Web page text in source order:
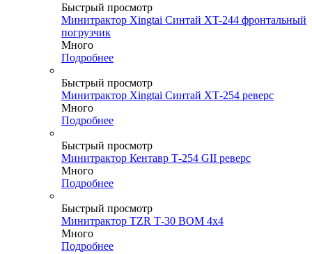
Быстрый просмотр
Минитрактор Xingtai Синтай XT-244 фронтальный
погрузчик
Много
Подробнее
Быстрый просмотр
Минитрактор Xingtai Синтай ХТ-254 реверс
Много
Подробнее
Быстрый просмотр
Минитрактор Кентавр Т-254 GII реверс
Много
Подробнее
Быстрый просмотр
Минитрактор TZR Т-30 ВОМ 4x4
Много
Подробнее